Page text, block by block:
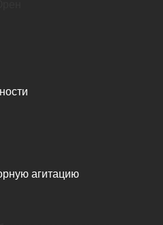
агитацию